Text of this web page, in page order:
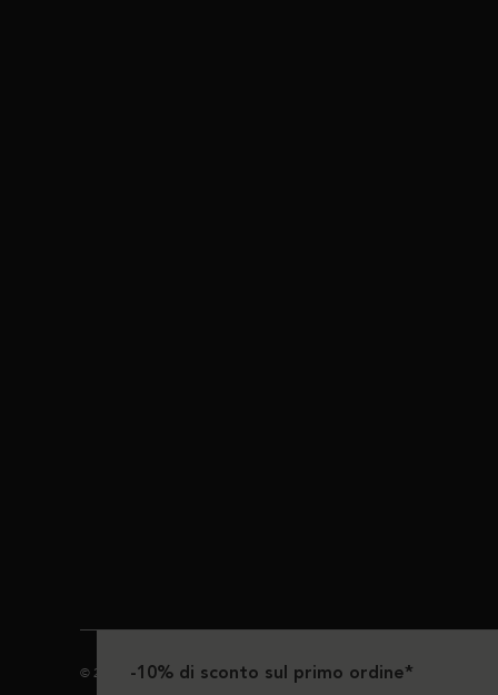
© 2024 Kérastase. Tutti i diritti riservati.
-10% di sconto sul primo ordine*